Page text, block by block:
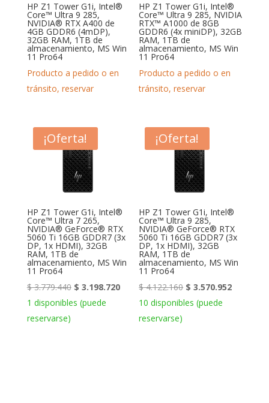
HP Z1 Tower G1i, Intel®
Core™ Ultra 9 285,
NVIDIA® RTX A400 de
4GB GDDR6 (4mDP),
32GB RAM, 1TB de
almacenamiento, MS Win
11 Pro64
Producto a pedido o en
tránsito, reservar
HP Z1 Tower G1i, Intel®
Core™ Ultra 9 285, NVIDIA
RTX™ A1000 de 8GB
GDDR6 (4x miniDP), 32GB
RAM, 1TB de
almacenamiento, MS Win
11 Pro64
Producto a pedido o en
tránsito, reservar
¡Oferta!
HP Z1 Tower G1i, Intel®
Core™ Ultra 7 265,
NVIDIA® GeForce® RTX
5060 Ti 16GB GDDR7 (3x
DP, 1x HDMI), 32GB
RAM, 1TB de
almacenamiento, MS Win
11 Pro64
$3.779.440 El
precio
$ 3.198.720El
precio
actual
1 disponibles (puede
reservarse)
¡Oferta!
HP Z1 Tower G1i, Intel®
Core™ Ultra 9 285,
NVIDIA® GeForce® RTX
5060 Ti 16GB GDDR7 (3x
DP, 1x HDMI), 32GB
RAM, 1TB de
almacenamiento, MS Win
11 Pro64
$4.122.160 El
precio
$ 3.570.952El
10 disponibles (puede
reservarse)